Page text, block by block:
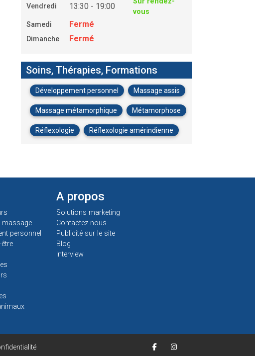
Vendredi
13:30 - 19:00
vous
Samedi
Fermé
Dimanche Fermé
Soins, Thérapies, Formations
Développement personnel Massage assis
Massage métamorphique Métamorphose
Réflexologie Réflexologie amérindienne
massage
personnel
A propos
Solutions marketing
Contactez-nous
Publicité sur le site
Blog
Interview